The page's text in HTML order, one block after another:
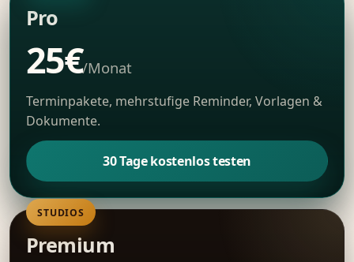
Pro
25€/Monat
Terminpakete, mehrstufige Reminder, Vorlagen &
Dokumente.
30 Tage kostenlos testen
STUDIOS
Premium